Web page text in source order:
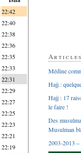
22:42
22:40
22:38
22:36
22:35
22:33
22:31
22:29
22:27
22:25
22:23
22:21
22:19
Médine
Hajj :
Hajj : 17
le faire !
Des
Musulman
2003-2013 –